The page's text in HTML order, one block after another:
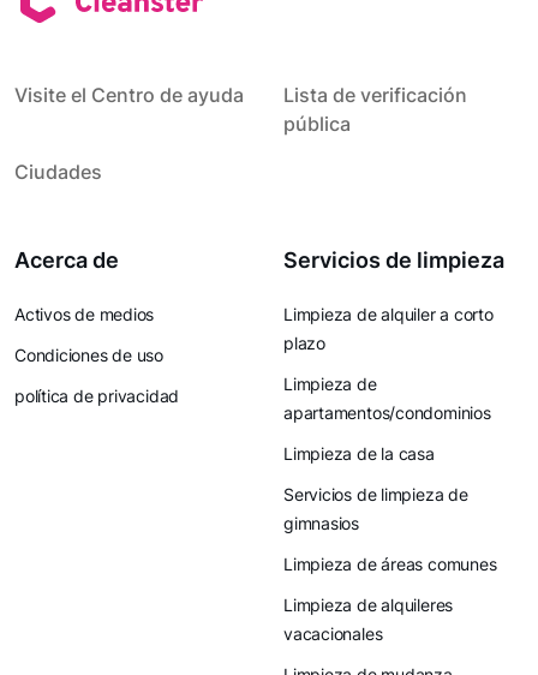
Visite el Centro de ayuda
Lista de verificación
pública
Ciudades
Acerca de
Activos de medios
Condiciones de uso
política de privacidad
Servicios de limpieza
Limpieza de alquiler a corto
plazo
Limpieza de
apartamentos/condominios
Limpieza de la casa
Servicios de limpieza de
gimnasios
Limpieza de áreas comunes
Limpieza de alquileres
vacacionales